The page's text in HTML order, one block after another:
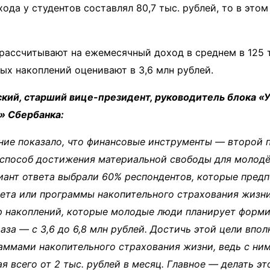
у студентов составлял 80,7 тыс. рублей, то в
на ежемесячный доход в среднем в 125
накоплений оценивают в 3,6 млн рублей.
старший вице-президент, руководитель блока
Сбербанка:
показало, что финансовые инструменты — второй
достижения материальной свободы для
ответа выбрали 60% респондентов, которые
или программы накопительного страхования
которые молодые люди планирует
— с 3,6 до 6,8 млн рублей. Достичь этой цели
накопительного страхования жизни, ведь с
всего от 2 тыс. рублей в месяц. Главное — делать